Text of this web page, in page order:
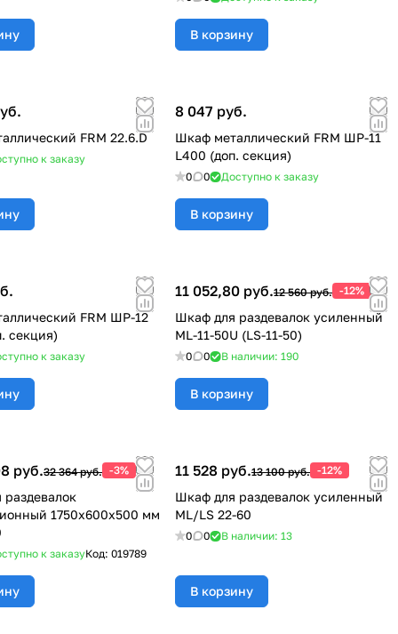
В корзину
FRM 22.6.D
к заказу
8 047 руб.
Шкаф металлический FRM ШР-11
L400 (доп. секция)
0 0 Доступно к заказу
В корзину
FRM ШР-12
секция)
к заказу
11 052,80 руб.12 560 руб. -12%
Шкаф для раздевалок усиленный
ML-11-50U (LS-11-50)
0 0 В наличии: 190
В корзину
руб.32 364 руб. -3%
1750х600х500 мм
к заказуКод: 019789
11 528 руб.13 100 руб. -12%
Шкаф для раздевалок усиленный
ML/LS 22-60
0 0 В наличии: 13
В корзину